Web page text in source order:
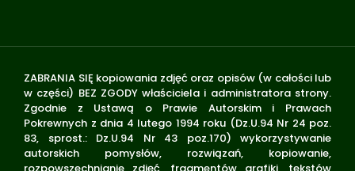
ZABRANIA SIĘ kopiowania zdjęć oraz opisów (w całości lub
w części) BEZ ZGODY właściciela i administratora strony.
Zgodnie z Ustawą o Prawie Autorskim i Prawach
Pokrewnych z dnia 4 lutego 1994 roku (Dz.U.94 Nr 24 poz.
83, sprost.: Dz.U.94 Nr 43 poz.170) wykorzystywanie
autorskich pomysłów, rozwiązań, kopiowanie,